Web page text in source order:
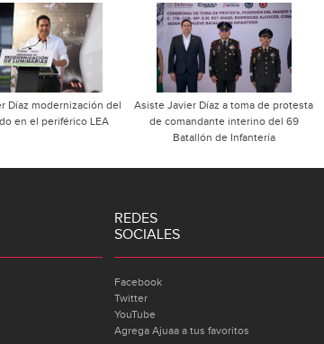
Díaz modernización del
en el periférico LEA
Asiste Javier Díaz a toma de protesta
de comandante interino del 69
Batallón de Infantería
REDES
SOCIALES
Facebook
Twitter
YouTube
Agrega Ajuaa a tus favoritos